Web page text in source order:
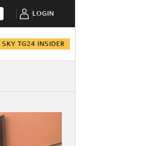
LOGIN
SKY TG24 INSIDER